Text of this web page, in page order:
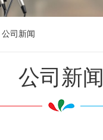
公司新闻
公司新闻